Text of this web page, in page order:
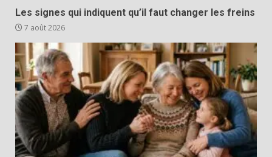
Les signes qui indiquent qu’il faut changer les freins
7 août 2026